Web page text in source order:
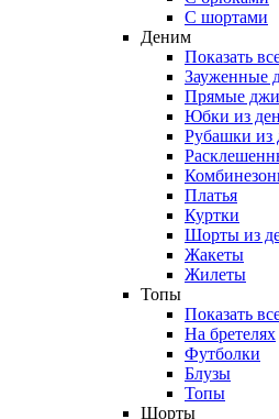
С шортами
Деним
Показать
Зауженные
Прямые
Юбки из
Рубашки из
Платья
Куртки
Шорты из
Жакеты
Жилеты
Топы
Показать
На бретелях
Футболки
Блузы
Топы
Шорты